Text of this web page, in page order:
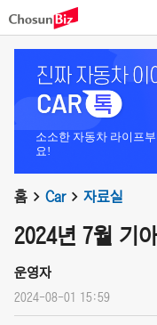
소소한 자동차 라이프
요!
홈 Car 자료실
2024년 7월 기
운영자
2024-08-01 15:59